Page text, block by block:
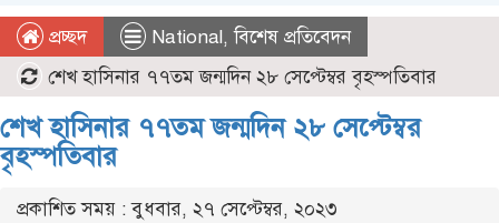
প্রচ্ছদ National,বিশেষ প্রতিবেদন
শেখ হাসিনার ৭৭তম জন্মদিন ২৮ সেপ্টেম্বর বৃহস্পতিবার
শেখ হাসিনার ৭৭তম জন্মদিন ২৮ সেপ্টেম্বর
বৃহস্পতিবার
প্রকাশিত সময় : বুধবার, ২৭ সেপ্টেম্বর, ২০২৩